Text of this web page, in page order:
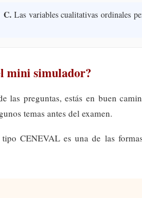
C. Las variables cualitativas ordinales
mini simulador?
las preguntas, estás en buen
temas antes del examen.
CENEVAL es una de las